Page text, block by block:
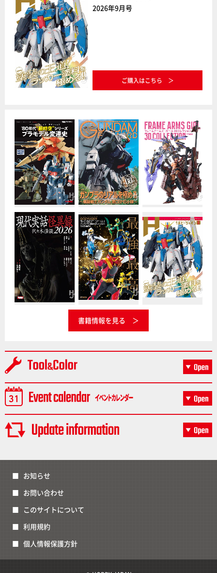
2026年9月号
ご購入はこちら
書籍情報を見る
お知らせ
お問い合わせ
このサイトについて
利用規約
個人情報保護方針